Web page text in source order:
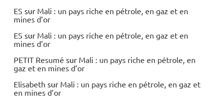
ES sur Mali : un pays riche en pétrole, en gaz et en
mines d’or
ES sur Mali : un pays riche en pétrole, en gaz et en
mines d’or
PETIT Resumé sur Mali : un pays riche en pétrole, en
gaz et en mines d’or
Elisabeth sur Mali : un pays riche en pétrole, en gaz et
en mines d’or